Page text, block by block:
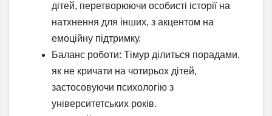
дітей, перетворюючи особисті історії на
натхнення для інших, з акцентом на
емоційну підтримку.
Баланс роботи: Тімур ділиться порадами,
як не кричати на чотирьох дітей,
застосовуючи психологію з
університетських років.